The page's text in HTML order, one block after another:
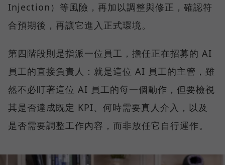
Injection）等風險，再加以調整與修正，確認符
合預期後，再讓它進入正式環境。
第四階段則是指派一位員工，擔任正在招募的 AI
員工的直接負責人：就是這位 AI 員工的主管，雖
然不必盯著這位 AI 員工的每一個動作，但要檢視
其是否達成既定 KPI、何時需要真人介入，以及
是否需要調整工作內容，而非放任它自行運作。